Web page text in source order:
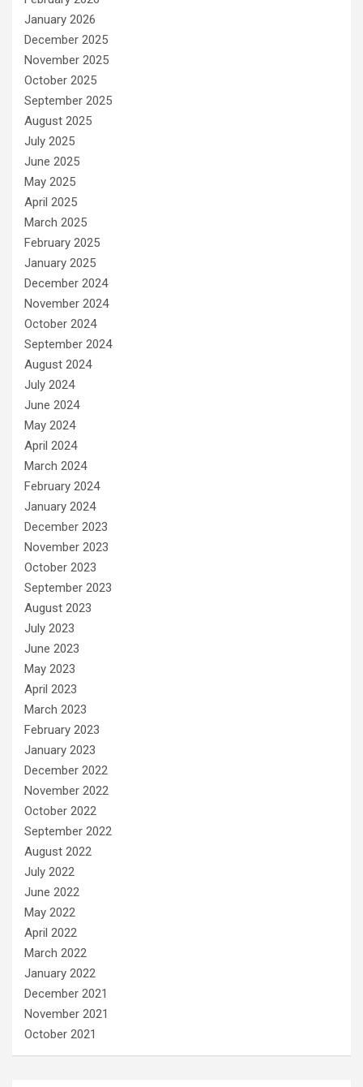
January 2026
December 2025
November 2025
October 2025
September 2025
August 2025
July 2025
June 2025
May 2025
April 2025
March 2025
February 2025
January 2025
December 2024
November 2024
October 2024
September 2024
August 2024
July 2024
June 2024
May 2024
April 2024
March 2024
February 2024
January 2024
December 2023
November 2023
October 2023
September 2023
August 2023
July 2023
June 2023
May 2023
April 2023
March 2023
February 2023
January 2023
December 2022
November 2022
October 2022
September 2022
August 2022
July 2022
June 2022
May 2022
April 2022
March 2022
January 2022
December 2021
November 2021
October 2021